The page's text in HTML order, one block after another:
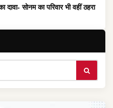
सोनम का परिवार भी वहीं ठहरा